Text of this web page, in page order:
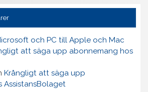
och PC till Apple och Mac
att säga upp abonnemang hos
Krångligt att säga upp
AssistansBolaget